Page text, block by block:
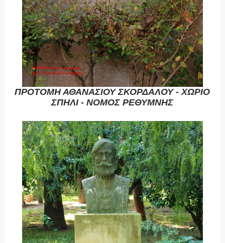
ΠΡΟΤΟΜΗ ΑΘΑΝΑΣΙΟΥ ΣΚΟΡΔΑΛΟΥ - ΧΩΡΙΟ
ΣΠΗΛΙ - ΝΟΜΟΣ ΡΕΘΥΜΝΗΣ